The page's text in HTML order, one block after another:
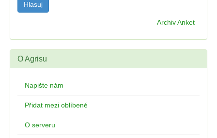
Archiv Anket
O Agrisu
Napište nám
Přidat mezi oblíbené
O serveru